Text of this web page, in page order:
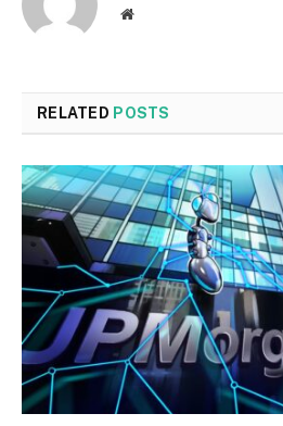
Website
RELATED POSTS